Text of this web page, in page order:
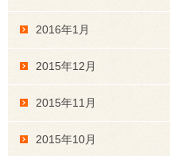
2016年1月
2015年12月
2015年11月
2015年10月